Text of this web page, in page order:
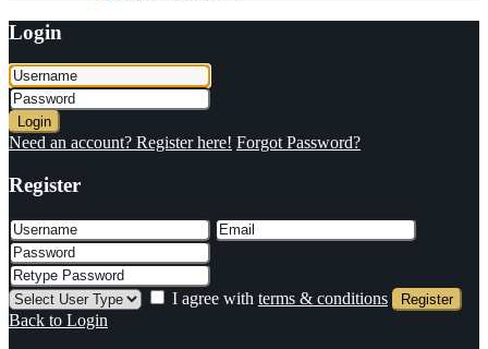
Login
Login
Need an account? Register here! Forgot Password?
Register
I agree with terms & conditions Register
Back to Login